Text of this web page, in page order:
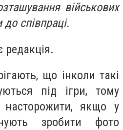
військових
до співпраці.
редакція.
що інколи такі
під ігри, тому
насторожити, якщо у
зробити фото